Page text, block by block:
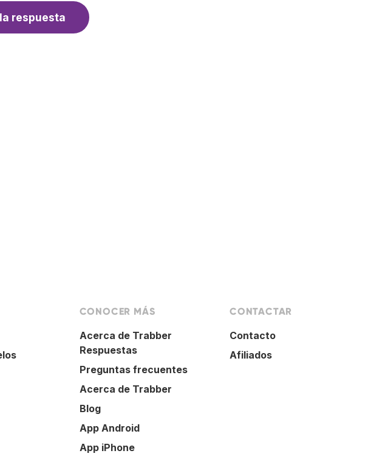
CONOCER MÁS
Acerca de Trabber
Respuestas
Preguntas frecuentes
Acerca de Trabber
Blog
App Android
App iPhone
CONTACTAR
Contacto
Afiliados